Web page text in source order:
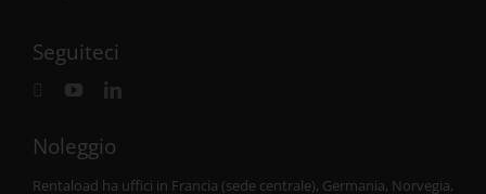
Seguiteci
Noleggio
Rentaload ha uffici in Francia (sede centrale), Germania, Norvegia,